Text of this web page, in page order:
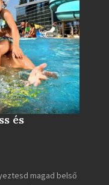
és
magad belső